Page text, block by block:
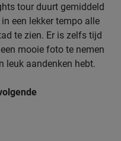
tour duurt gemiddeld
een lekker tempo alle
te zien. Er is zelfs tijd
mooie foto te nemen
leuk aandenken hebt.